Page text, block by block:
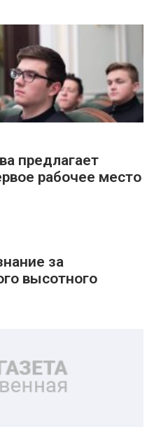
предлагает
рабочее место
за
высотного